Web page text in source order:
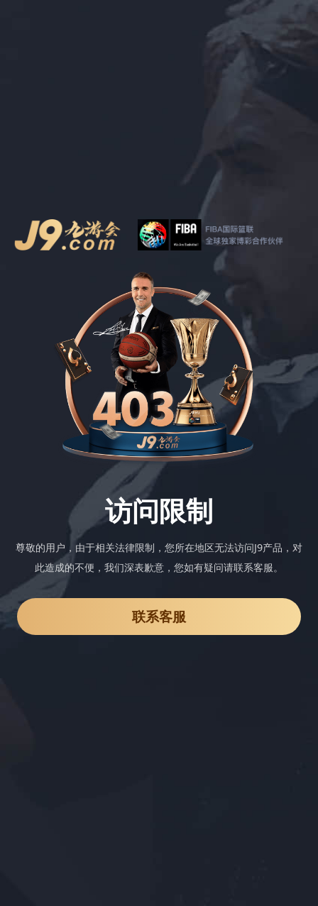
访问限制
尊敬的用户，由于相关法律限制，您所在地区无法访问J9产品，对
此造成的不便，我们深表歉意，您如有疑问请联系客服。
联系客服